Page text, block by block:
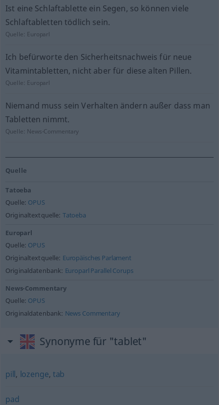
Ist eine Schlaftablette ein Segen, so können viele
Schlaftabletten tödlich sein.
Quelle: Europarl
Ich befürworte den Sicherheitsnachweis für neue
Vitamintabletten, nicht aber für diese alten Pillen.
Quelle: Europarl
Niemand muss sein Verhalten ändern außer dass man
Tabletten nimmt.
Quelle: News-Commentary
Quelle
Tatoeba
Quelle: OPUS
Originaltextquelle: Tatoeba
Europarl
Quelle: OPUS
Originaltextquelle: Europäisches Parlament
Originaldatenbank: Europarl Parallel Corups
News-Commentary
Quelle: OPUS
Originaldatenbank: News Commentary
Synonyme für "tablet"
pill, lozenge, tab
pad